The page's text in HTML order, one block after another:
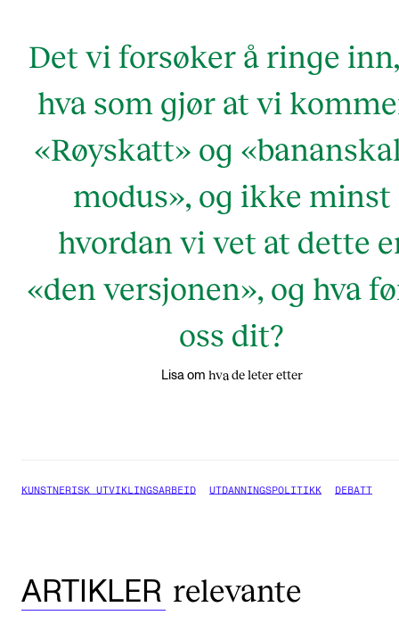
Det vi forsøker å ringe
hva som gjør at vi
«Røyskatt» og
modus», og ikke minst
hvordan vi vet at dette
«den versjonen», og hva
oss dit?
Lisa om hva de leter etter
KUNSTNERISK UTVIKLINGSARBEID UTDANNINGSPOLITIKK DEBATT
ARTIKLER relevante